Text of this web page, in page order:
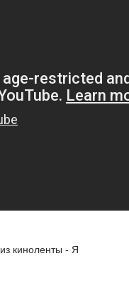
киноленты - Я